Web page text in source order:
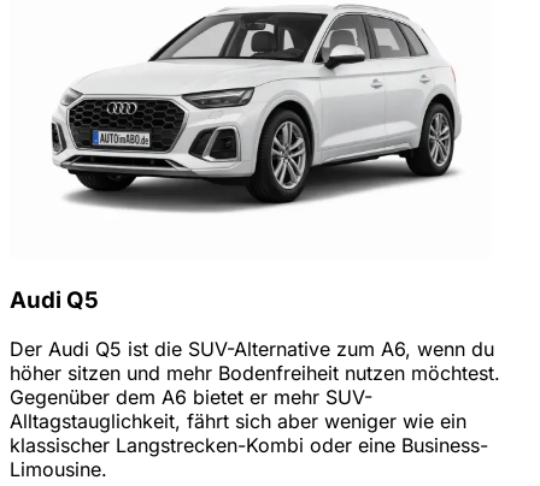
Audi Q5
Der Audi Q5 ist die SUV-Alternative zum A6, wenn du
höher sitzen und mehr Bodenfreiheit nutzen möchtest.
Gegenüber dem A6 bietet er mehr SUV-
Alltagstauglichkeit, fährt sich aber weniger wie ein
klassischer Langstrecken-Kombi oder eine Business-
Limousine.